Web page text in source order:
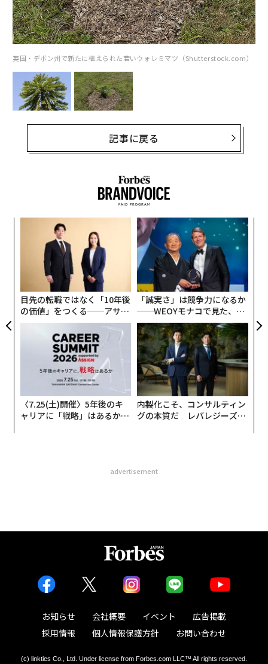
英国・デボン州で新たに植えられた若いウォレミマツ（Shutterstock.com）
記事に戻る
目先の転職ではなく「10年後
の価値」をつくる──アサイ
ンの長期伴走型支援とは
「誠実さ」は競争力になるか
──WEOYモナコで見た、く
ら寿司の経営哲学
〈7.25(土)開催〉5年後のキ
ャリアに「戦略」はあるか。
内製化こそ、コンサルティン
グの本質だ レバレジーズが
advertisement
お知らせ 会社概要 イベント
広告掲載
採用情報
個人情報保護方針 お問い合わせ
(c) linkties Co., Ltd. Under license from Forbes.com LLC™ All rights reserved.